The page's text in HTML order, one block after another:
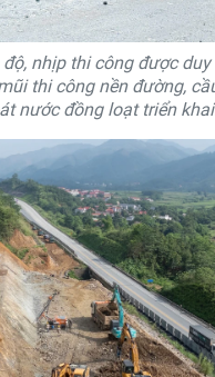
nhịp thi công được
thi công nền đường,
nước đồng loạt triển